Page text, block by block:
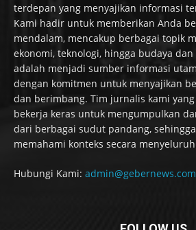
terdepan yang menyajikan informasi
Kami hadir untuk memberikan Anda
mendalam, mencakup berbagai topik
ekonomi, teknologi, hingga budaya
adalah menjadi sumber informasi
dengan komitmen untuk menyajikan
dan berimbang. Tim jurnalis kami
bekerja keras untuk mengumpulkan
dari berbagai sudut pandang,
memahami konteks secara
Hubungi Kami: admin@gebernews.com